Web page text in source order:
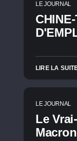
LE JOURNAL
LIRE LA
LE JOURNAL
Le
Macron